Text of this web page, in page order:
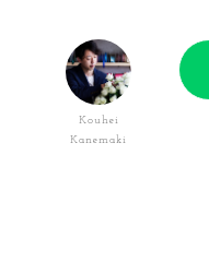
Kouhei
Kanemaki